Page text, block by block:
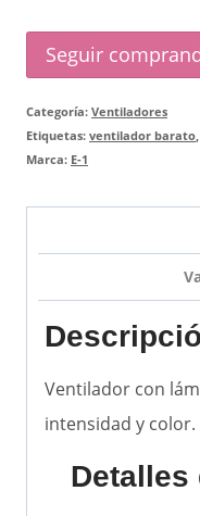
Seguir
Categoría: Ventiladores
Etiquetas: ventilador barato
Marca: E-1
Ventilador con
intensidad y color.
Detalles